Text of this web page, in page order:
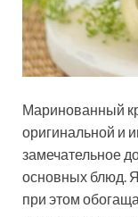
Маринованный
оригинальной и
замечательное
основных блюд.
при этом